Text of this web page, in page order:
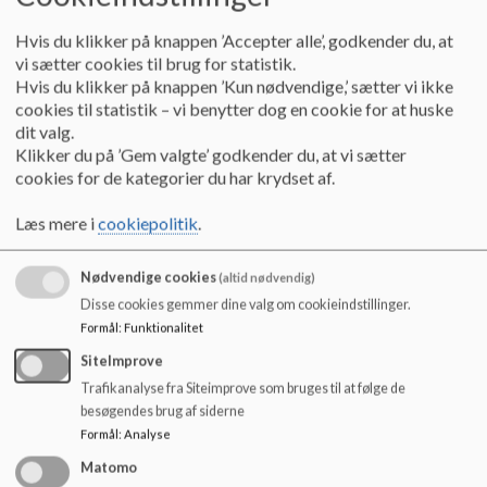
Dette er grundlaget for Bødkergårdens arbejde med handicappede
børn – eller børn med specielle behov. Vi vil netop gerne lære alle
vores børn, at der er noget de er gode til og ikke kun fokusere på
en evt. medfødt begrænsning. Derfor er børn med specielle behov
integrerede i de forskellige afdelinger. Samtidigt vil vi på
Bødkergården til enhver tid arbejde for at alle børn med specielle
behov får netop deres individuelle behov opfyldt. Derfor har vi et
at beskrive det enkelte barns behov for ekstra hjælp og
stimulation
at opstille en handleplan, som varetager hele barnets udvikling
med bl.a. udgangspunkt i Bødkergårdens målsætning og
Læreplaner
at samarbejde med forældre om, hvordan vi sammen kan skabe
en hverdag, som bedst tilgodeser lige deres barns udvikling
mulighed for at spejle sig i hinanden når de leger, spiser, går til
Hvis du klikker på knappen ’Accepter alle’, godkender du, at
vi sætter cookies til brug for statistik.
Hvis du klikker på knappen ’Kun nødvendige,’ sætter vi ikke
cookies til statistik – vi benytter dog en cookie for at huske
dit valg.
Klikker du på ’Gem valgte’ godkender du, at vi sætter
cookies for de kategorier du har krydset af.
Læs mere icookiepolitik.
Nødvendige cookies(altid nødvendig)
Disse cookies gemmer dine valg om cookieindstillinger.
Formål: Funktionalitet
SiteImprove
Trafikanalyse fra Siteimprove som bruges til at følge de
besøgendes brug af siderne
Formål: Analyse
Matomo